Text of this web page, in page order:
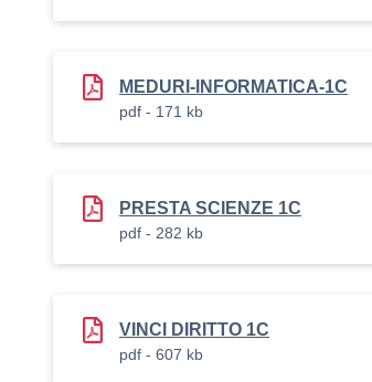
MEDURI-INFORMATICA-1C
pdf - 171 kb
PRESTA SCIENZE 1C
pdf - 282 kb
VINCI DIRITTO 1C
pdf - 607 kb